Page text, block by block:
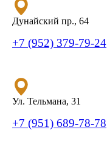
Дунайский пр., 64
+7 (952) 379-79-24
Ул. Тельмана, 31
+7 (951) 689-78-78